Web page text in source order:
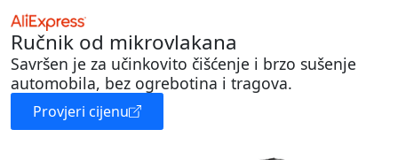
Ručnik od mikrovlakana
Savršen je za učinkovito čišćenje i brzo sušenje
automobila, bez ogrebotina i tragova.
Provjeri cijenu